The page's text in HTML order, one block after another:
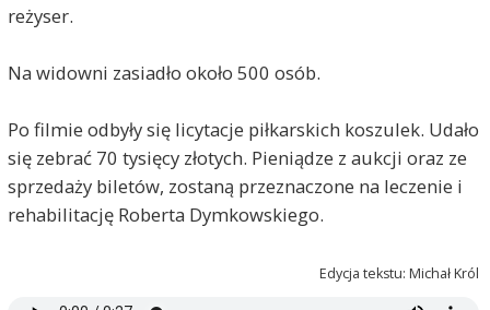
reżyser.
Na widowni zasiadło około 500 osób.
Po filmie odbyły się licytacje piłkarskich koszulek. Udało
się zebrać 70 tysięcy złotych. Pieniądze z aukcji oraz ze
sprzedaży biletów, zostaną przeznaczone na leczenie i
rehabilitację Roberta Dymkowskiego.
Edycja tekstu: Michał Król